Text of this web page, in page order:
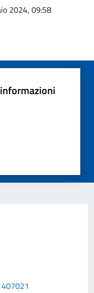
2024, 09:58